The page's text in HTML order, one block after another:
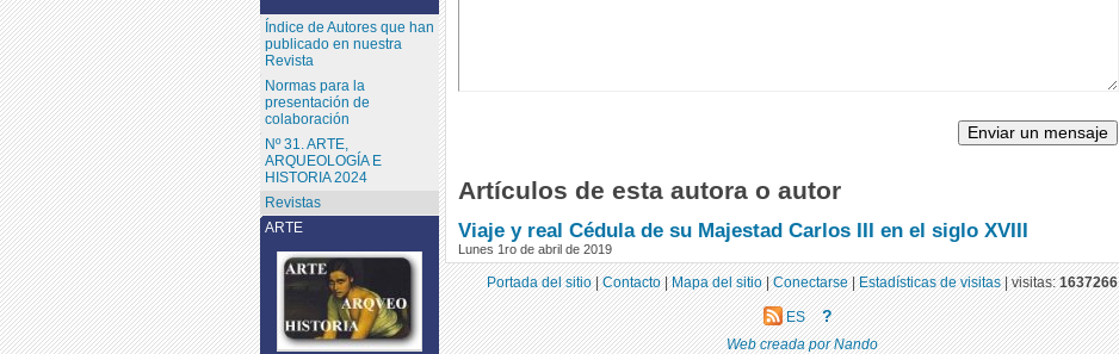
Artículos de esta autora o autor
Viaje y real Cédula de su Majestad Carlos III en el siglo XVIII
Lunes 1ro de abril de 2019
ARTE
Índice de Autores que han
publicado en nuestra
Revista
Normas para la
presentación de
colaboración
Nº 31. ARTE,
ARQUEOLOGÍA E
HISTORIA 2024
Revistas
Portada del sitio|Contacto|Mapa del sitio|Conectarse|Estadísticas de visitas|visitas:1637266
ES ?
Web creada por Nando